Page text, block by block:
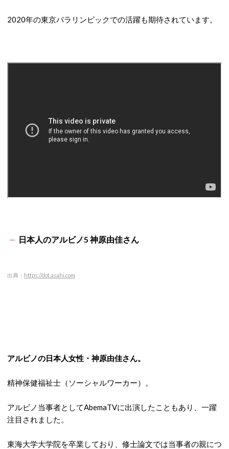
2020年の東京パラリンピックでの活躍も期待されています。
日本人のアルビノ5 神原由佳さん
出典： https://dot.asahi.com
アルビノの日本人女性・神原由佳さん。
精神保健福祉士（ソーシャルワーカー）。
アルビノ当事者としてAbemaTVに出演したこともあり、一躍
注目されました。
東海大学大学院を卒業しており、修士論文では当事者の親につ